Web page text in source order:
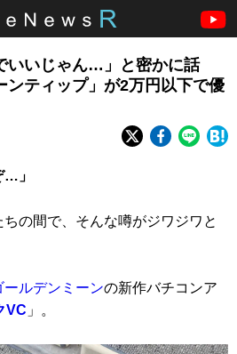
いいじゃん…」と密かに話
ンティップ」が2万円以下で優
…」
の間で、そんな噂がジワジワと
ールデンミーンの新作バチコンア
VC 」。